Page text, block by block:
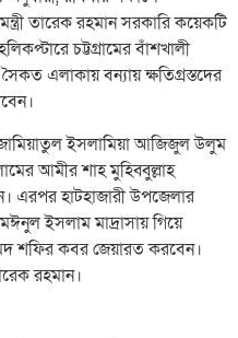
তারেক রহমান সরকারি কয়েকটি
চট্টগ্রামের বাঁশখালী
এলাকায় বন্যায় ক্ষতিগ্রস্তদের
ইসলামিয়া আজিজুল উলুম
আমীর শাহ মুহিব্বুল্লাহ
এরপর হাটহাজারী উপজেলার
ইসলাম মাদ্রাসায় গিয়ে
শফির কবর জেয়ারত করবেন।
রহমান।